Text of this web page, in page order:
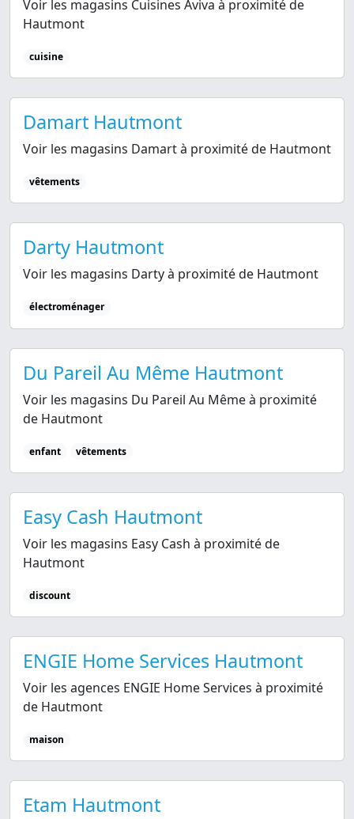
Voir les magasins Cuisines Aviva à proximité de
Hautmont
cuisine
Damart Hautmont
Voir les magasins Damart à proximité de Hautmont
vêtements
Darty Hautmont
Voir les magasins Darty à proximité de Hautmont
électroménager
Du Pareil Au Même Hautmont
Voir les magasins Du Pareil Au Même à proximité
de Hautmont
enfant vêtements
Easy Cash Hautmont
Voir les magasins Easy Cash à proximité de
Hautmont
discount
ENGIE Home Services Hautmont
Voir les agences ENGIE Home Services à proximité
de Hautmont
maison
Etam Hautmont